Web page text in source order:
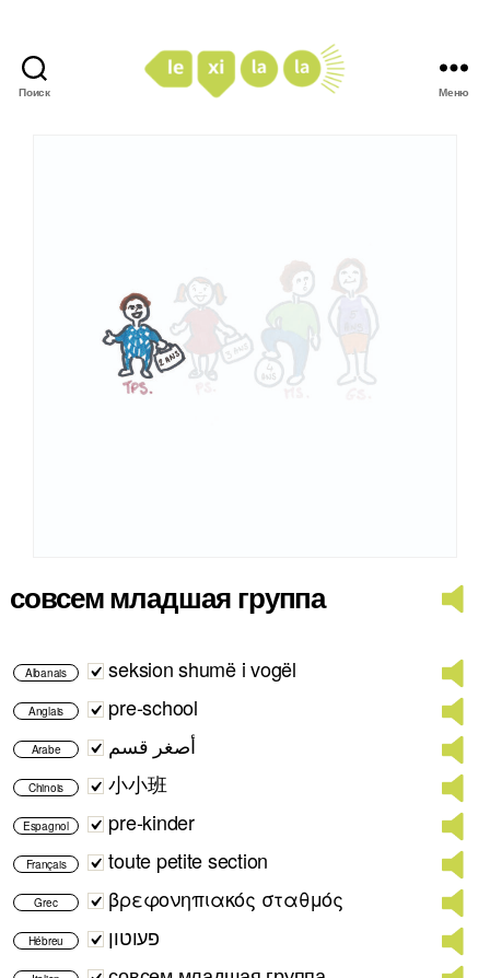
Поиск Меню
совсем младшая группа
Albanais seksion shumë i vogël
Anglais pre-school
Arabe أصغر قسم
Chinois 小小班
Espagnol pre-kinder
Français toute petite section
Grec βρεφονηπιακός σταθμός
Hébreu פעוטון